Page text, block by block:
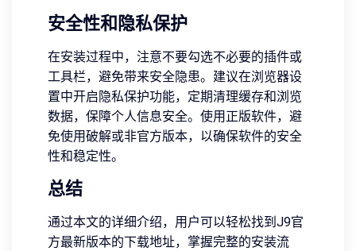
安全性和隐私保护
在安装过程中，注意不要勾选不必要的插件或
工具栏，避免带来安全隐患。建议在浏览器设
置中开启隐私保护功能，定期清理缓存和浏览
数据，保障个人信息安全。使用正版软件，避
免使用破解或非官方版本，以确保软件的安全
性和稳定性。
总结
通过本文的详细介绍，用户可以轻松找到J9官
方最新版本的下载地址，掌握完整的安装流